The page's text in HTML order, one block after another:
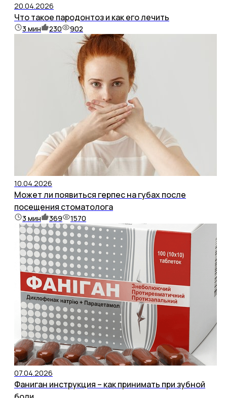
20.04.2026
Что такое пародонтоз и как его лечить
3 мин 230 902
10.04.2026
Может ли появиться герпес на губах после
посещения стоматолога
3 мин 369 1570
07.04.2026
Фаниган инструкция – как принимать при зубной